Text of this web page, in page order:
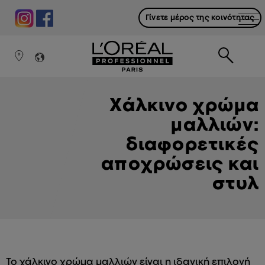
Γίνετε μέρος της κοινότητας
Χάλκινο χρώμα
μαλλιών:
διαφορετικές
αποχρώσεις και
στυλ
Το χάλκινο χρώμα μαλλιών είναι η ιδανική επιλογή